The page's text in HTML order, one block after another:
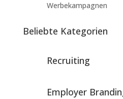
Werbekampagnen
Beliebte Kategorien
Recruiting
Employer